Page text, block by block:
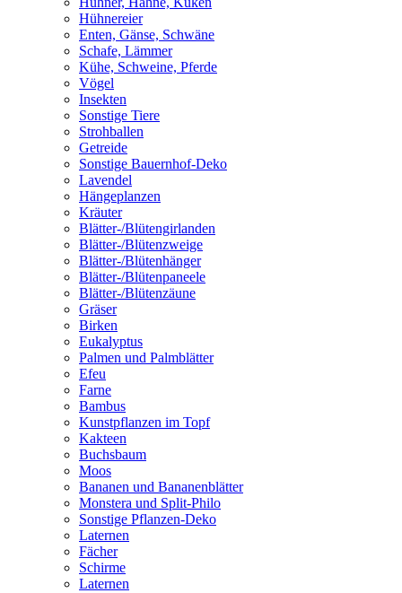
Hühnereier
Enten, Gänse, Schwäne
Schafe, Lämmer
Kühe, Schweine, Pferde
Vögel
Insekten
Sonstige Tiere
Strohballen
Getreide
Sonstige Bauernhof-Deko
Lavendel
Hängeplanzen
Kräuter
Blätter-/Blütengirlanden
Blätter-/Blütenzweige
Blätter-/Blütenhänger
Blätter-/Blütenpaneele
Blätter-/Blütenzäune
Gräser
Birken
Eukalyptus
Palmen und Palmblätter
Efeu
Farne
Bambus
Kunstpflanzen im Topf
Kakteen
Buchsbaum
Moos
Bananen und Bananenblätter
Monstera und Split-Philo
Sonstige Pflanzen-Deko
Laternen
Fächer
Schirme
Laternen